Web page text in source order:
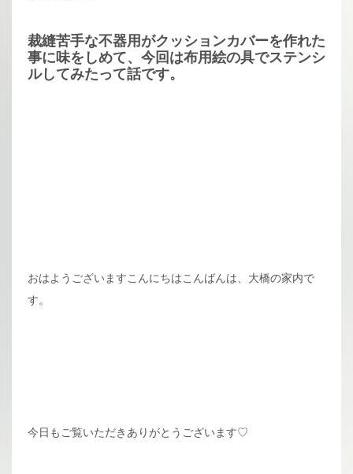
裁縫苦手な不器用がクッションカバーを作れた
事に味をしめて、今回は布用絵の具でステンシ
ルしてみたって話です。
おはようございますこんにちはこんばんは、大橋の家内で
す。
今日もご覧いただきありがとうございます♡